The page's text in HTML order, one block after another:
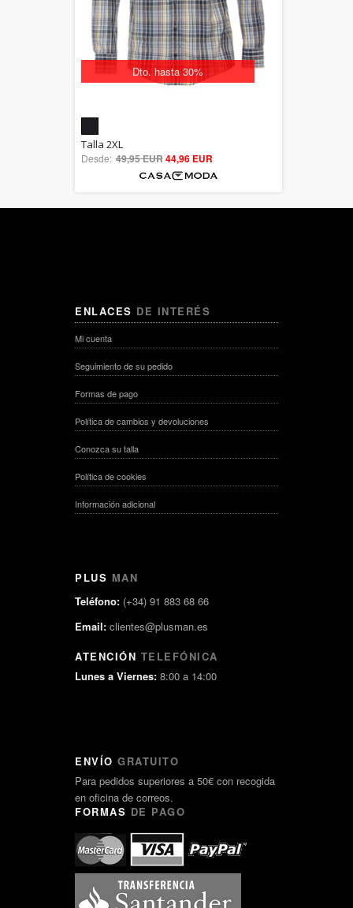
Dto. hasta 30%
out of 5
Talla 2XL
Desde: 49,95 EUR44,96 EUR
ENLACES DE INTERÉS
Mi cuenta
Seguimiento de su pedido
Formas de pago
Política de cambios y devoluciones
Conozca su talla
Política de cookies
Información adicional
PLUS MAN
Teléfono: (+34) 91 883 68 66
Email: clientes@plusman.es
ATENCIÓN TELEFÓNICA
Lunes a Viernes: 8:00 a 14:00
ENVÍO GRATUITO
Para pedidos superiores a 50€ con recogida
en oficina de correos.
FORMAS DE PAGO